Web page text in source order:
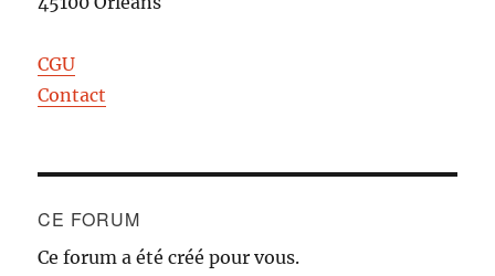
CGU
Contact
CE FORUM
Ce forum a été créé pour vous.